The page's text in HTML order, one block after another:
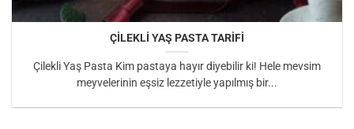
ÇİLEKLİ YAŞ PASTA TARİFİ
Çilekli Yaş Pasta Kim pastaya hayır diyebilir ki! Hele mevsim
meyvelerinin eşsiz lezzetiyle yapılmış bir...